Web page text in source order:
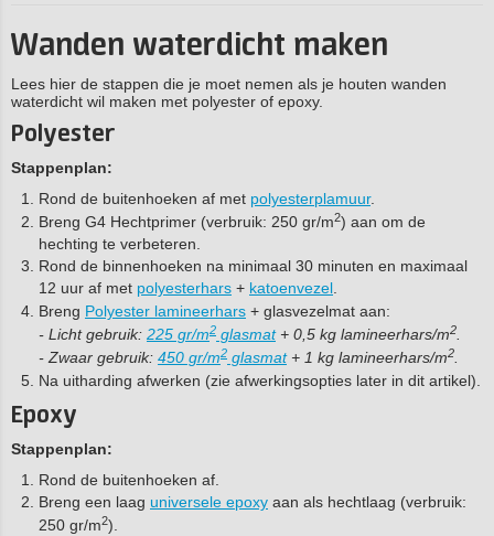
Wanden waterdicht maken
Lees hier de stappen die je moet nemen als je houten wanden
waterdicht wil maken met polyester of epoxy.
Polyester
Stappenplan:
Rond de buitenhoeken af met polyesterplamuur.
Breng G4 Hechtprimer (verbruik: 250 gr/m2) aan om de
hechting te verbeteren.
Rond de binnenhoeken na minimaal 30 minuten en maximaal
12 uur af met polyesterhars + katoenvezel
Breng Polyester lamineerhars + glasvezelmat aan:
- Licht gebruik: 225 gr/m2 glasmat+ 0,5 kg lamineerhars/m2
- Zwaar gebruik: 450 gr/m2 glasmat+ 1 kg lamineerhars/m2
Na uitharding afwerken (zie afwerkingsopties later in dit artikel).
Epoxy
Stappenplan:
Rond de buitenhoeken af.
Breng een laag universele epoxy aan als hechtlaag (verbruik:
250 gr/m2).